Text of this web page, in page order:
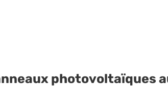
photovoltaïques